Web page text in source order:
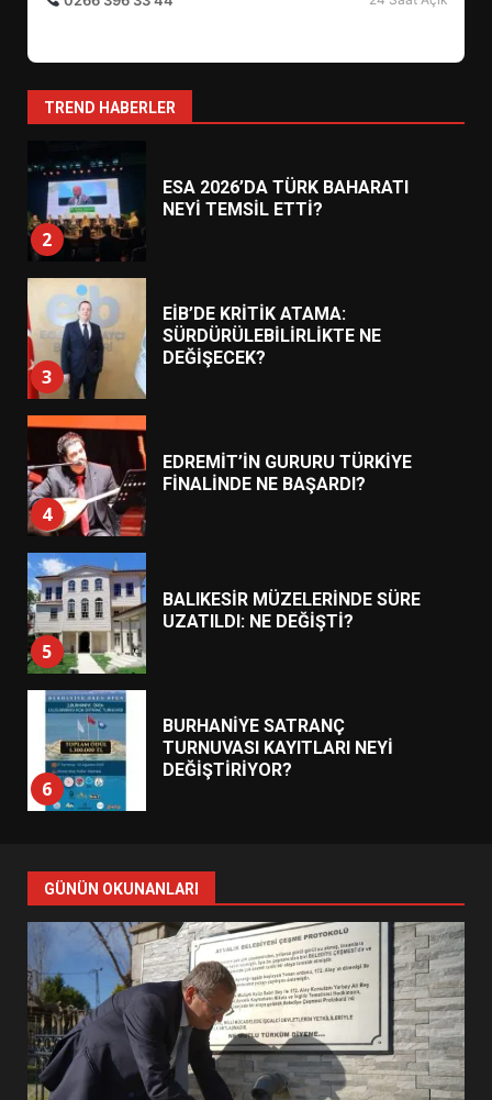
TREND HABERLER
1
HAREKETE GEÇİYOR: GÖZLER
2
ESA 2026’DA TÜRK BAHARATI
NEYİ TEMSİL ETTİ?
3
EİB’DE KRİTİK ATAMA:
SÜRDÜRÜLEBİLİRLİKTE NE
DEĞİŞECEK?
4
EDREMİT’İN GURURU TÜRKİYE
FİNALİNDE NE BAŞARDI?
5
BALIKESİR MÜZELERİNDE SÜRE
UZATILDI: NE DEĞİŞTİ?
6
BURHANİYE SATRANÇ
TURNUVASI KAYITLARI NEYİ
DEĞİŞTİRİYOR?
7
YENİ YÖNETİM NASIL
ŞEKİLLENDİ?
1
AYVALIK SU MİRASI İÇİN
HAREKETE GEÇİYOR: GÖZLER
BULUŞMADA
GÜNÜN OKUNANLARI